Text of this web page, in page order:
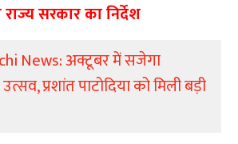
सरकार का निर्देश
News: अक्टूबर में सजेगा
प्रशांत पाटोदिया को मिली बड़ी